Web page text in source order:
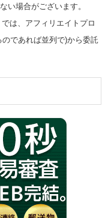
場合がございます。
は、アフィリエイトプロ
であれば並列で)から委託